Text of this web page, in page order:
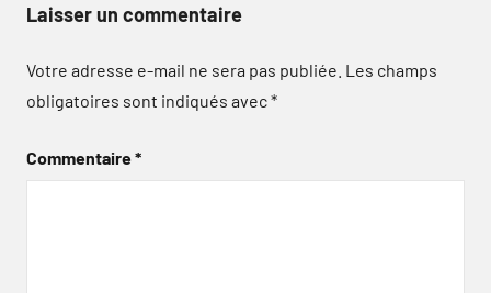
Laisser un commentaire
Votre adresse e-mail ne sera pas publiée. Les champs
obligatoires sont indiqués avec*
Commentaire*